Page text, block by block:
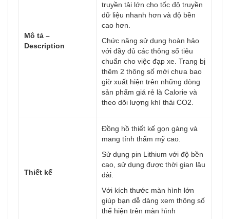
Mô tả –
Description
truyền tải lớn cho tốc độ truyền
dữ liệu nhanh hơn và độ bền
cao hơn.
Chức năng sử dụng hoàn hảo
với đầy đủ các thông số tiêu
chuẩn cho việc đạp xe. Trang bị
thêm 2 thông số mới chưa bao
giờ xuất hiện trên những dòng
sản phẩm giá rẻ là Calorie và
theo dõi lượng khí thải CO2.
Thiết kế
Đồng hồ thiết kế gọn gàng và
mang tính thẩm mỹ cao.
Sử dụng pin Lithium với độ bền
cao, sử dụng được thời gian lâu
dài.
Với kích thước màn hình lớn
giúp bạn dễ dàng xem thông số
thể hiện trên màn hình